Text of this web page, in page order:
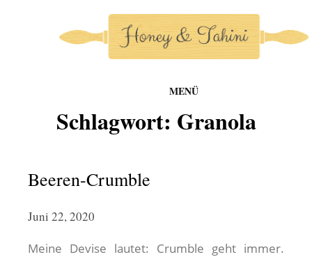
MENÜ
honey-and-tahini
Schlagwort: Granola
Beeren-Crumble
Juni 22, 2020
Meine Devise lautet: Crumble geht immer.